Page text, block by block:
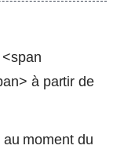
à partir de
moment du